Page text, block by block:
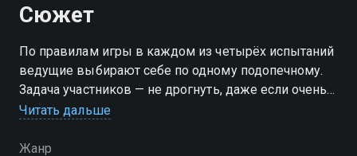
Сюжет
По правилам игры в каждом из четырёх испытаний
ведущие выбирают себе по одному подопечному.
Задача участников — не дрогнуть, даже если очень
страшно. Напугать могут как безобидный свисток и
залп огнемёта. Каждое вздрагивание приносит
Читать дальше
Жанр